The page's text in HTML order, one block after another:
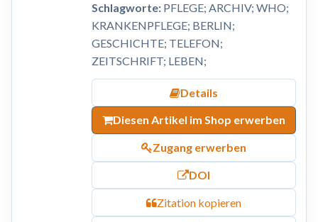
Schlagworte:PFLEGE; ARCHIV; WHO;
KRANKENPFLEGE; BERLIN;
GESCHICHTE; TELEFON;
ZEITSCHRIFT; LEBEN;
Details
Diesen Artikel im Shop erwerben
Zugang erwerben
DOI
Zitation kopieren